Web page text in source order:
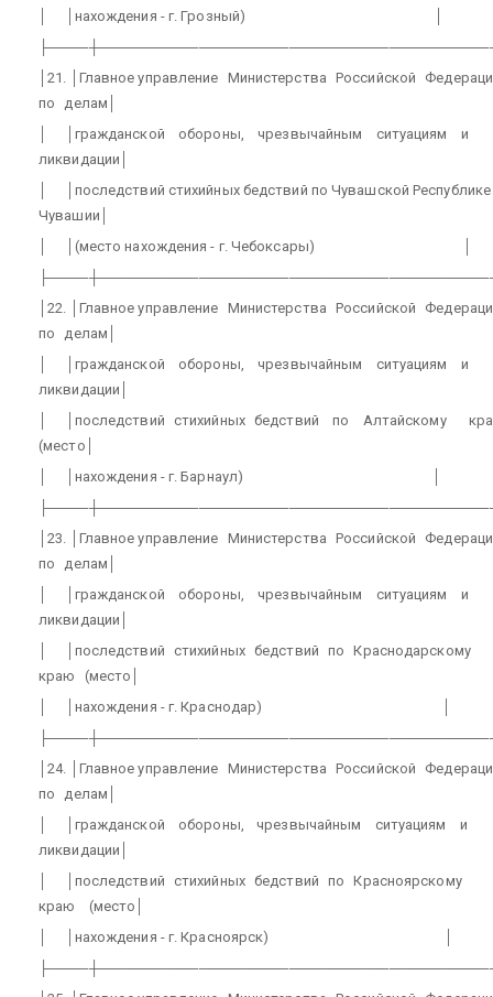
│нахождения - г. Грозный)
│21. │Главное управление Министерства Российской
по
делам│
│гражданской обороны, чрезвычайным ситуациям
и
ликвидации│
│последствий стихийных бедствий по Чувашской Республике
Чувашии│
│(место нахождения - г. Чебоксары)
│22. │Главное управление Министерства Российской
по
делам│
│гражданской обороны, чрезвычайным ситуациям
и
ликвидации│
│последствий стихийных бедствий по Алтайскому
(место│
│нахождения - г. Барнаул)
│23. │Главное управление Министерства Российской
по
делам│
│гражданской обороны, чрезвычайным ситуациям
и
ликвидации│
│последствий стихийных бедствий по
Краснодарскому
краю
(место│
│нахождения - г. Краснодар)
│24. │Главное управление Министерства Российской
по
делам│
│гражданской обороны, чрезвычайным ситуациям
и
ликвидации│
│последствий стихийных бедствий по
Красноярскому
краю
(место│
│нахождения - г. Красноярск)